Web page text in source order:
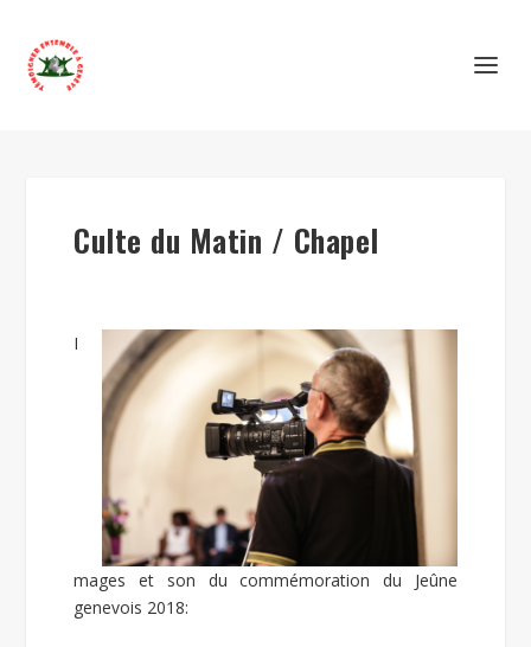
Culte du Matin / Chapel
I
mages et son du commémoration du Jeûne
genevois 2018: